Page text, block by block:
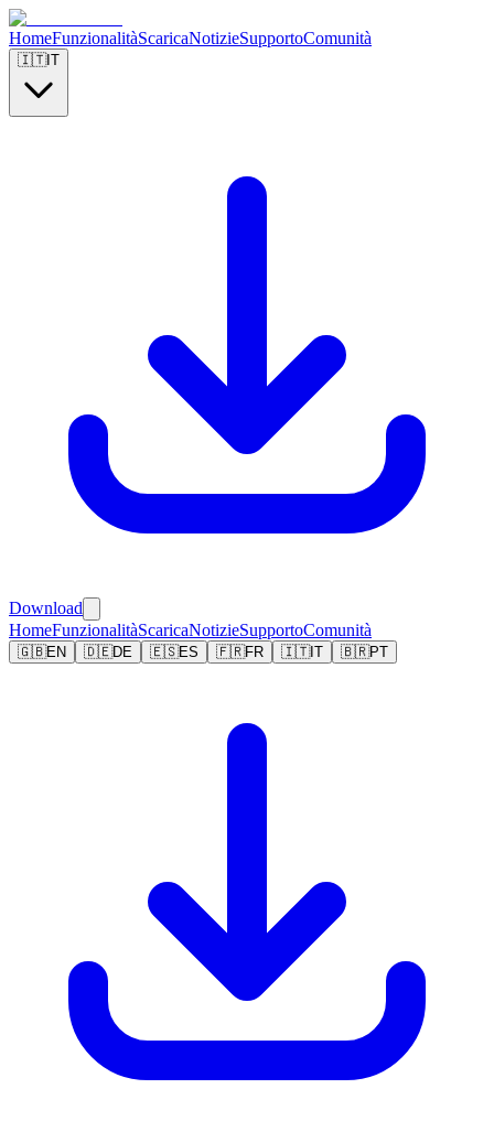
HomeFunzionalitàScaricaNotizieSupportoComunità
🇮🇹IT
Download
HomeFunzionalitàScaricaNotizieSupportoComunità
🇬🇧EN 🇩🇪DE 🇪🇸ES 🇫🇷FR 🇮🇹IT 🇧🇷PT